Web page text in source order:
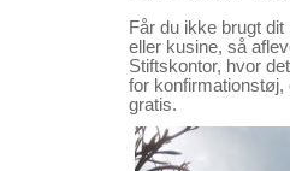
Får du ikke brugt
eller kusine, så
Stiftskontor, hvor
for
gratis.